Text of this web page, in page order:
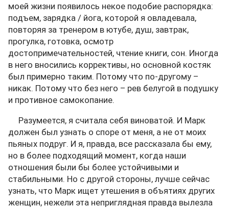
моей жизни появилось некое подобие распорядка:
подъем, зарядка / йога, которой я овладевала,
повторяя за тренером в ютубе, душ, завтрак,
прогулка, готовка, осмотр
достопримечательностей, чтение книги, сон. Иногда
в него вносились коррективы, но основной костяк
был примерно таким. Потому что по-другому –
никак. Потому что без него – рев белугой в подушку
и противное самокопание.
Разумеется, я считала себя виноватой. И Марк
должен был узнать о споре от меня, а не от моих
пьяных подруг. И я, правда, все рассказала бы ему,
но в более подходящий момент, когда наши
отношения были бы более устойчивыми и
стабильными. Но с другой стороны, лучше сейчас
узнать, что Марк ищет утешения в объятиях других
женщин, нежели эта неприглядная правда вылезла